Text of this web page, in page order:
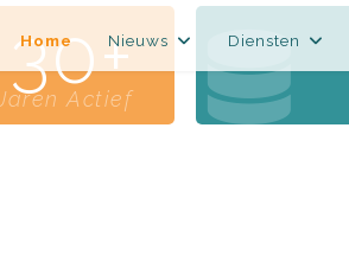
Home Nieuws Diensten
30
Jaren Actief